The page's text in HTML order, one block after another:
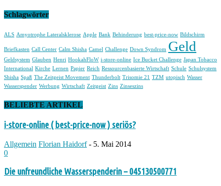
Schlagwörter
ALS Amyotrophe Lateralsklerose Apple Bank Behinderung best-price-now Bildschirm
Briefkasten Call Center Calm Shisha Camel Challenge Down Syndrom Geld
Geldsystem Glauben Henri HookahFloW i-store-online Ice Bucket Challenge Japan Tobacco
International Kirche Lernen Papier Reich Ressourcenbasierte Wirtschaft Schule Schulsystem
Shisha Spaß The Zeitgeist Movement Thunderbolt Trisomie 21 TZM utopisch Wasser
Wasserspender Werbung Wirtschaft Zeitgeist Zins Zinseszins
BELIEBTE ARTIKEL
i-store-online ( best-price-now ) seriös?
Allgemein Florian Haidorf - 5. Mai 2014
0
Die unfreundliche Wasserspenderin – 045130500771